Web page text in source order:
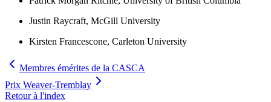
Justin Raycraft, McGill University
Kirsten Francescone, Carleton University
Membres émérites de la CASCA
Prix Weaver-Tremblay
Retour à l'index